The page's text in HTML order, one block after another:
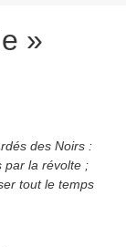
»
des Noirs :
par la révolte ;
tout le temps